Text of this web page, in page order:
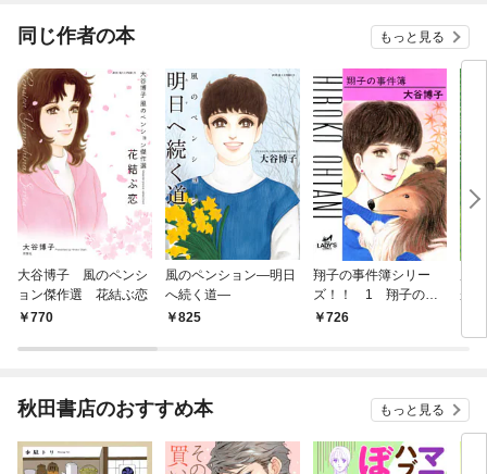
同じ作者の本 もっと見る
大谷博子 風のペンシ
ョン傑作選 花結ぶ恋
770
風のペンション―明日
へ続く道―
825
翔子の事件簿シリー
ズ！！ 1 翔子の事
件簿726
が
秋田書店のおすすめ本 もっと見る